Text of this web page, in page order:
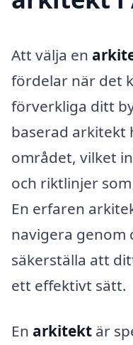
Att välja en
fördelar när det
förverkliga ditt
baserad arkitekt
området, vilket
och riktlinjer
En erfaren
navigera genom
säkerställa att
ett effektivt sätt.
En arkitekt är